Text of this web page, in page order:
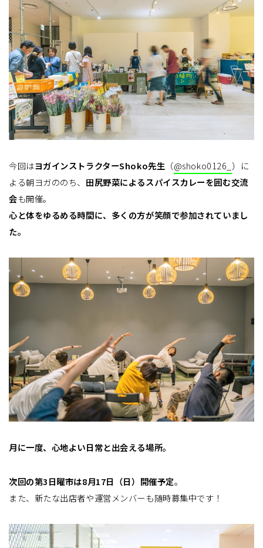
今回はヨガインストラクターShoko先生 （@shoko0126_ ）に
よる朝ヨガののち、 田尻野菜によるスパイスカレーを囲む交流
会も開催。
心と体をゆるめる時間に、多くの方が笑顔で参加されていまし
た。
月に一度、心地よい日常と出会える場所。
次回の第3日曜市は8月17日（日）開催予定。
また、新たな出店者や運営メンバーも随時募集中です！